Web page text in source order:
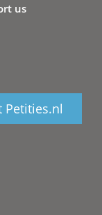
us
Petities.nl